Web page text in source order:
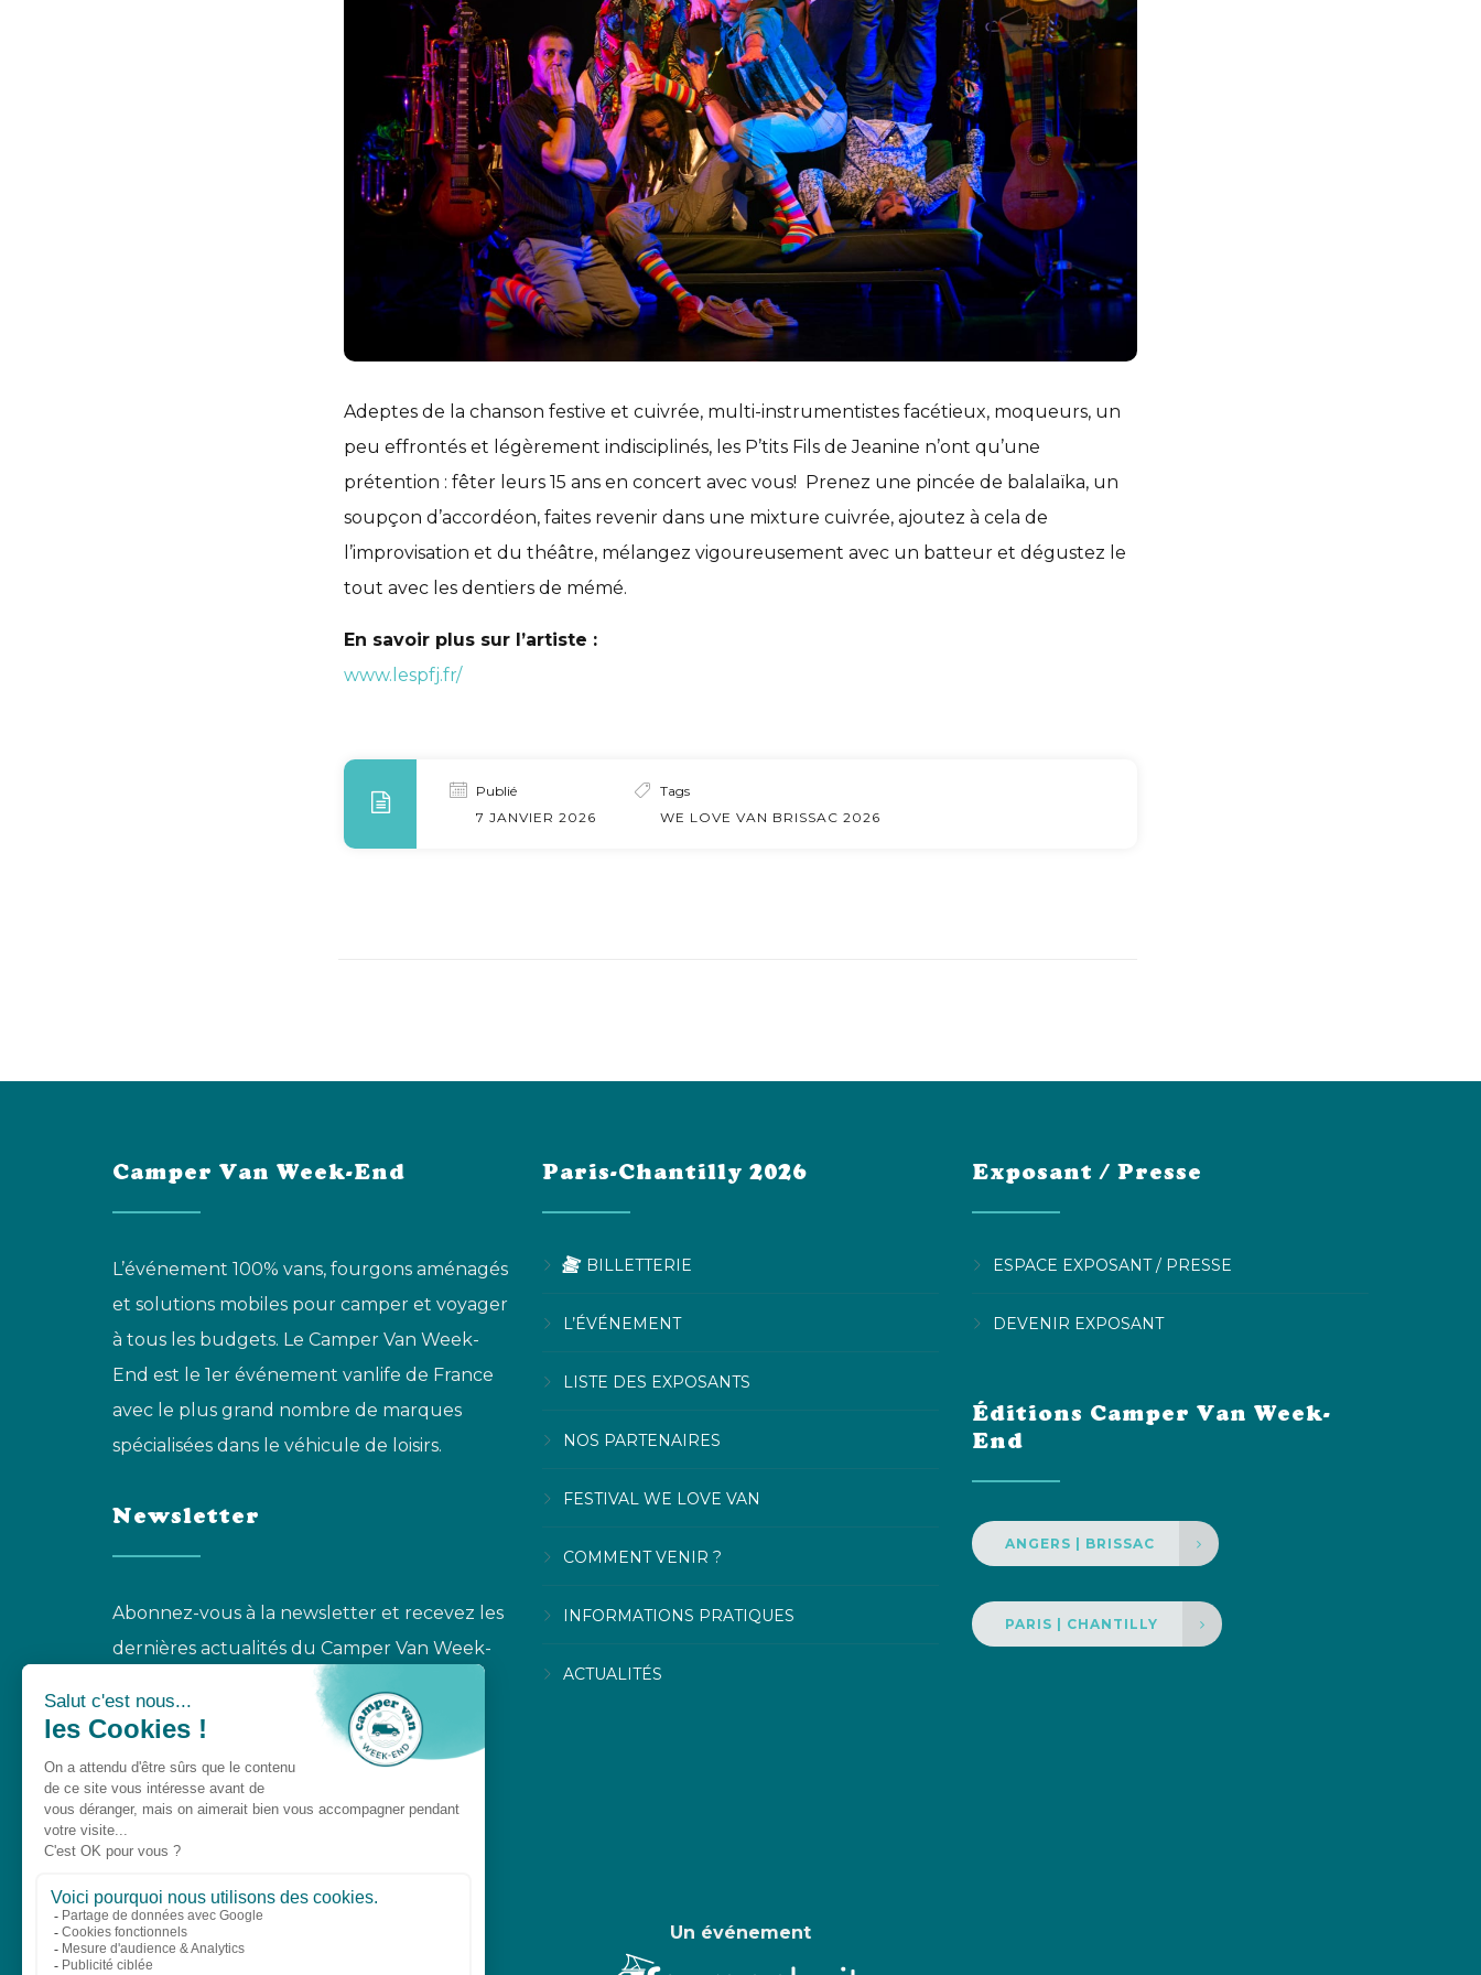
Adeptes de la chanson festive et cuivrée, multi-instrumentistes facétieux, moqueurs, un
peu effrontés et légèrement indisciplinés, les P’tits Fils de Jeanine n’ont qu’une
prétention : fêter leurs 15 ans en concert avec vous! Prenez une pincée de balalaïka, un
soupçon d’accordéon, faites revenir dans une mixture cuivrée, ajoutez à cela de
l’improvisation et du théâtre, mélangez vigoureusement avec un batteur et dégustez le
tout avec les dentiers de mémé.
En savoir plus sur l’artiste :
www.lespfj.fr/
Publié
7 JANVIER 2026
Tags
WE LOVE VAN BRISSAC 2026
Camper Van Week-End
L’événement 100% vans, fourgons aménagés
et solutions mobiles pour camper et voyager
à tous les budgets. Le Camper Van Week-
End est le 1er événement vanlife de France
avec le plus grand nombre de marques
spécialisées dans le véhicule de loisirs.
Newsletter
Abonnez-vous à la newsletter et recevez les
dernières actualités du Camper Van Week-
S'INSCRIRE À LA NEWSLETTER
Paris-Chantilly 2026
BILLETTERIE
L’ÉVÉNEMENT
LISTE DES EXPOSANTS
NOS PARTENAIRES
FESTIVAL WE LOVE VAN
COMMENT VENIR ?
INFORMATIONS PRATIQUES
ACTUALITÉS
Exposant / Presse
ESPACE EXPOSANT / PRESSE
DEVENIR EXPOSANT
Éditions Camper Van Week-
End
ANGERS | BRISSAC
PARIS | CHANTILLY
Un événement